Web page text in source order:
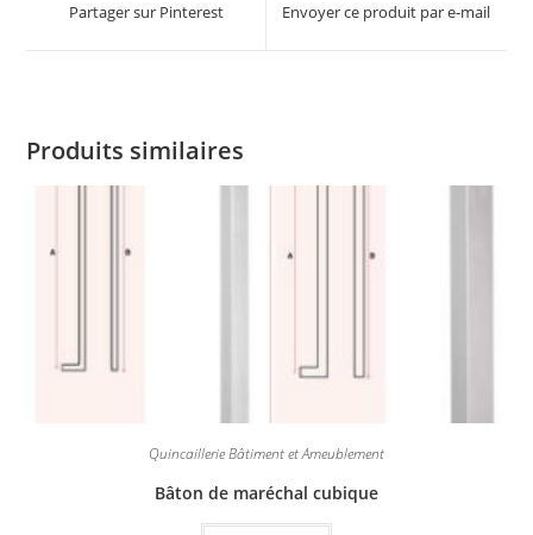
Partager sur Pinterest Envoyer ce produit par e-mail
Produits similaires
Quincaillerie Bâtiment et Ameublement
Bâton de maréchal cubique